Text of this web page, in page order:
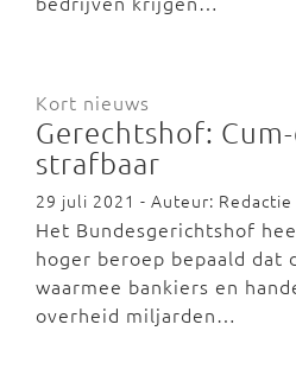
Kort nieuws
Gerechtshof:
strafbaar
29 juli 2021 - Auteur:
Het Bundesgerichtshof
hoger beroep bepaald dat
waarmee bankiers en
overheid miljarden…